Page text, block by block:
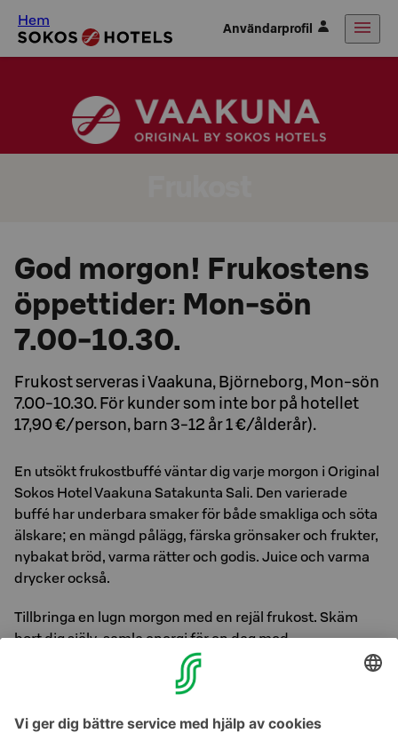
Hem Användarprofil
God morgon! Frukostens
öppettider: Mon-sön
7.00-10.30.
Frukost serveras i Vaakuna, Björneborg, Mon-sön
7.00-10.30. För kunder som inte bor på hotellet
17,90 €/person, barn 3-12 år 1 €/ålderår).
En utsökt frukostbuffé väntar dig varje morgon i Original
Sokos Hotel Vaakuna Satakunta Sali. Den varierade
buffé har underbara smaker för både smakliga och söta
älskare; en mängd pålägg, färska grönsaker och frukter,
nybakat bröd, varma rätter och godis. Juice och varma
drycker också.
Tillbringa en lugn morgon med en rejäl frukost. Skäm
bort dig själv, samla energi för en dag med
shoppingturer eller strömma in i ett affärsmöte.
Observera att den sista frukosten är den mest
vänligen anlända i tid.